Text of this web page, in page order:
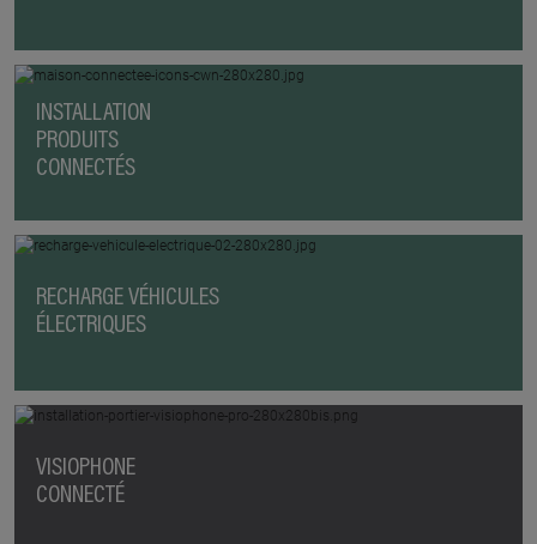
INSTALLATION
PRODUITS
CONNECTÉS
RECHARGE VÉHICULES
ÉLECTRIQUES
VISIOPHONE
CONNECTÉ